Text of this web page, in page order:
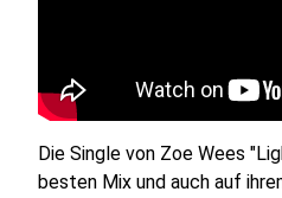
Die Single von Zoe Wees
besten Mix und auch auf